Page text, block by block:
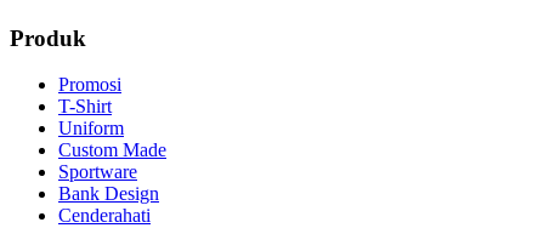
Produk
Promosi
T-Shirt
Uniform
Custom Made
Sportware
Bank Design
Cenderahati